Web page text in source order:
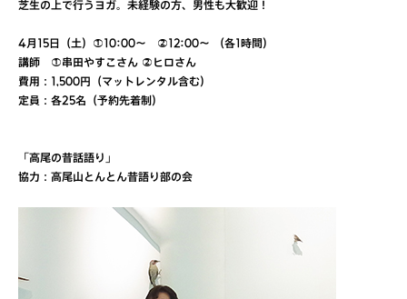
芝生の上で行うヨガ。未経験の方、男性も大歓迎！
4月15日（土）①10:00〜 ②12:00〜 （各1時間）
講師 ①串田やすこさん ②ヒロさん
費用：1,500円（マットレンタル含む）
定員：各25名（予約先着制）
「高尾の昔話語り」
協力：高尾山とんとん昔語り部の会